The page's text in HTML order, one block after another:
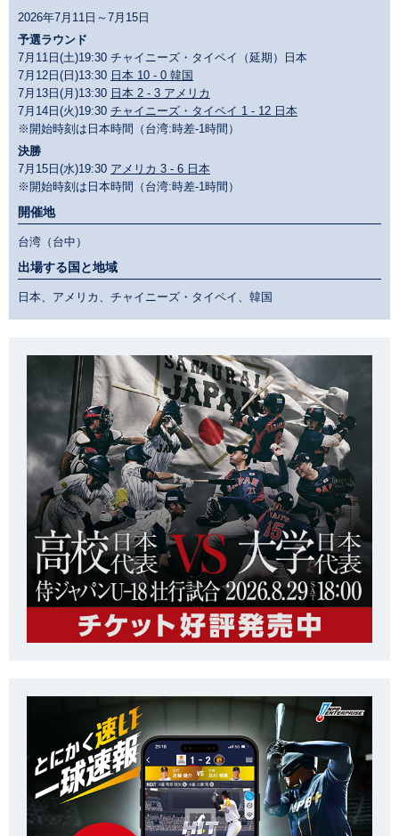
2026年7月11日～7月15日
予選ラウンド
7月11日(土)19:30 チャイニーズ・タイペイ（延期）日本
7月12日(日)13:30 日本 10 - 0 韓国
7月13日(月)13:30 日本 2 - 3 アメリカ
7月14日(火)19:30 チャイニーズ・タイペイ 1 - 12 日本
※開始時刻は日本時間（台湾:時差-1時間）
決勝
7月15日(水)19:30 アメリカ 3 - 6 日本
※開始時刻は日本時間（台湾:時差-1時間）
開催地
台湾（台中）
出場する国と地域
日本、アメリカ、チャイニーズ・タイペイ、韓国